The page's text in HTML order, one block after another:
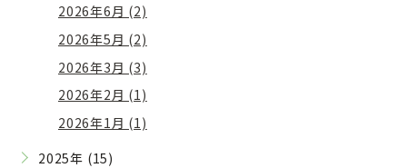
2026年6月 (2)
2026年5月 (2)
2026年3月 (3)
2026年2月 (1)
2026年1月 (1)
2025年 (15)